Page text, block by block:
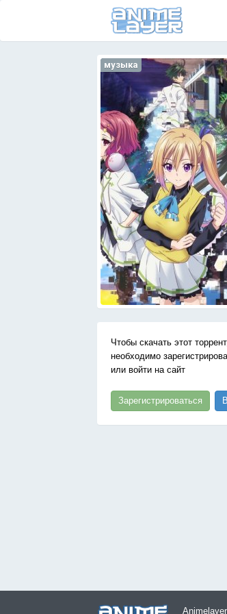
музыка
Чтобы скачать этот
необходимо
или войти на сайт
Зарегистрироваться